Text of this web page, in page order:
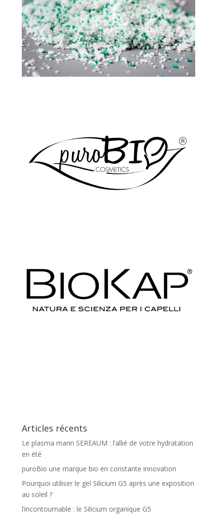
Articles récents
Le plasma marin SEREAUM : l’allié de votre hydratation
en été
puroBio une marque bio en constante innovation
Pourquoi utiliser le gel Silicium G5 après une exposition
au soleil ?
l’incontournable : le Silicium organique G5